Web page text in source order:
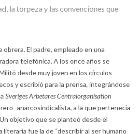
la torpeza y las convenciones que
obrera. El padre, empleado en una
telefónica. A los once años se
desde muy joven en los círculos
y escribió para la prensa, integrándose
Sveriges Arbetares Centralorganisation
a la que pertenecía
objetivo que se planteó desde el
literaria fue la de “describir al ser humano